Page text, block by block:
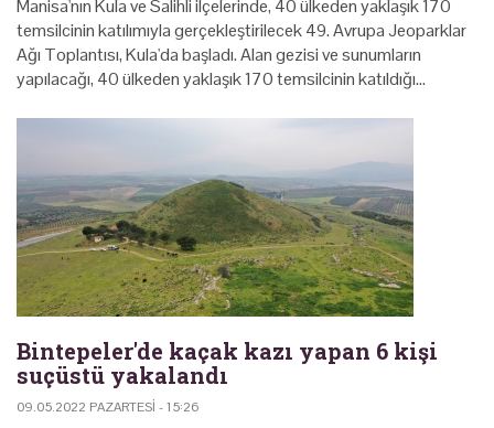
Manisa'nın Kula ve Salihli ilçelerinde, 40 ülkeden yaklaşık 170
temsilcinin katılımıyla gerçekleştirilecek 49. Avrupa Jeoparklar
Ağı Toplantısı, Kula'da başladı. Alan gezisi ve sunumların
yapılacağı, 40 ülkeden yaklaşık 170 temsilcinin katıldığı…
Bintepeler'de kaçak kazı yapan 6 kişi
suçüstü yakalandı
09.05.2022 PAZARTESI - 15:26